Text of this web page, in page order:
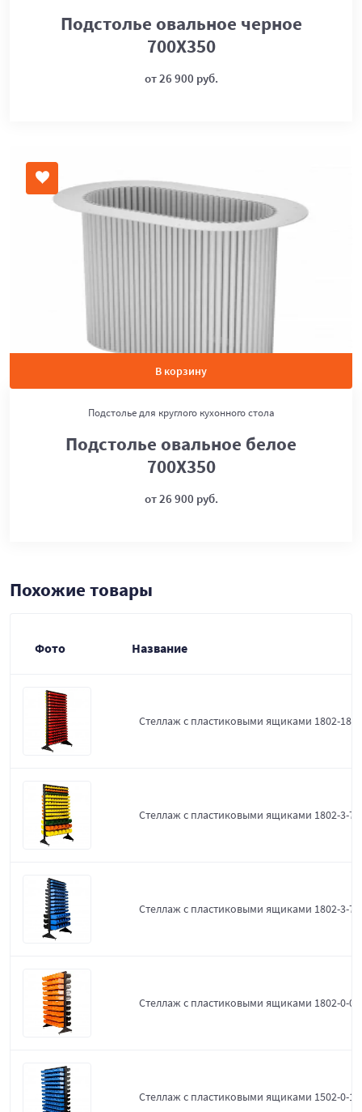
Подстолье овальное черное
700Х350
от 26 900 руб.
В корзину
Подстолье для круглого кухонного стола
Подстолье овальное белое
700Х350
от 26 900 руб.
Похожие товары
Фото Название
Стеллаж с пластиковыми ящиками 1802-18-
Стеллаж с пластиковыми ящиками 1802-3-7-
Стеллаж с пластиковыми ящиками 1802-3-7-
Стеллаж с пластиковыми ящиками 1802-0-0-
Стеллаж с пластиковыми ящиками 1502-0-